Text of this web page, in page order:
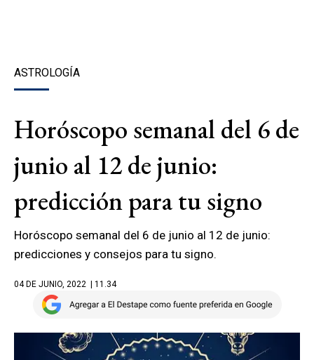
ASTROLOGÍA
Horóscopo semanal del 6 de
junio al 12 de junio:
predicción para tu signo
Horóscopo semanal del 6 de junio al 12 de junio:
predicciones y consejos para tu signo.
04 DE JUNIO, 2022 | 11.34